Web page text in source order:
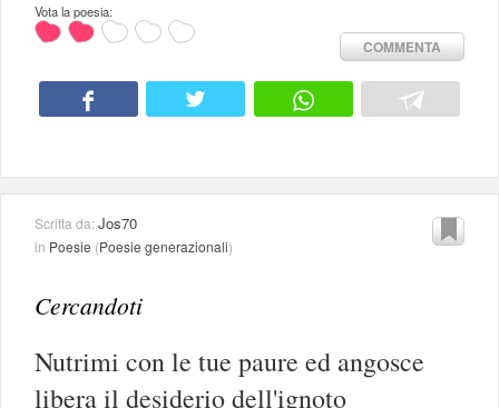
Vota la poesia:
COMMENTA
Scritta da:Jos70
in Poesie (Poesie generazionali)
Cercandoti
Nutrimi con le tue paure ed angosce
libera il desiderio dell'ignoto